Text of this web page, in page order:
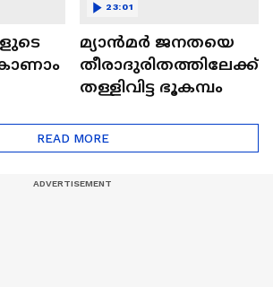
മ്യാൻമർ ജനതയെ
തീരാദുരിതത്തിലേക്ക്
തള്ളിവിട്ട ഭൂകമ്പം
23:01
READ MORE